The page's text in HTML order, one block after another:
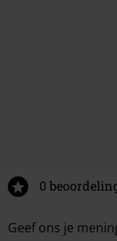
0
Geef ons je